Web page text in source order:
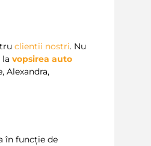
clientii nostri. Nu
lavopsirea auto
Alexandra,
în funcție de